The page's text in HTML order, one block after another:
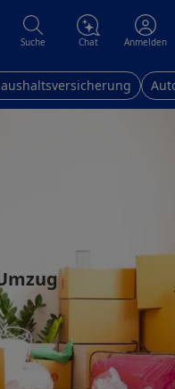
Suche Chat Anmelden